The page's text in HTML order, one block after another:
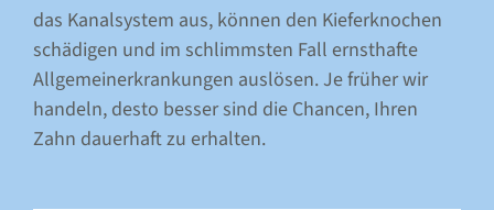
das Kanalsystem aus, können den Kieferknochen
schädigen und im schlimmsten Fall ernsthafte
Allgemeinerkrankungen auslösen. Je früher wir
handeln, desto besser sind die Chancen, Ihren
Zahn dauerhaft zu erhalten.